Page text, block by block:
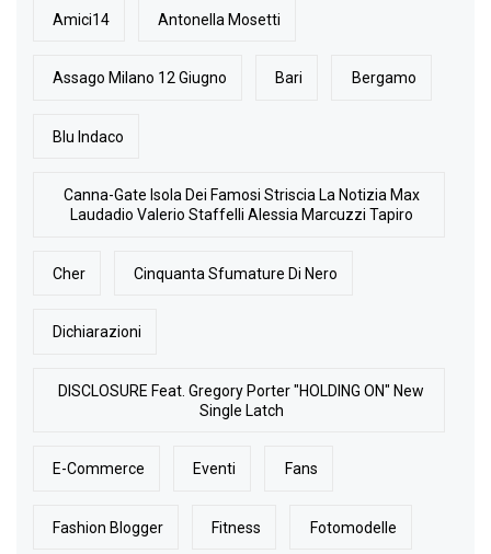
Amici14 Antonella Mosetti
Assago Milano 12 Giugno Bari Bergamo
Blu Indaco
Canna-Gate Isola Dei Famosi Striscia La Notizia Max
Laudadio Valerio Staffelli Alessia Marcuzzi Tapiro
Cher Cinquanta Sfumature Di Nero
Dichiarazioni
DISCLOSURE Feat. Gregory Porter "HOLDING ON" New
Single Latch
E-Commerce Eventi Fans
Fashion Blogger Fitness Fotomodelle